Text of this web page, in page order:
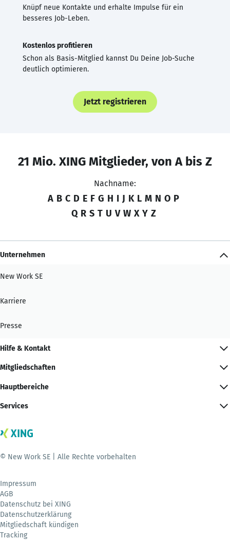
Knüpf neue Kontakte und erhalte Impulse für ein
besseres Job-Leben.
Kostenlos profitieren
Schon als Basis-Mitglied kannst Du Deine Job-Suche
deutlich optimieren.
Jetzt registrieren
21 Mio. XING Mitglieder, von A bis Z
Nachname:
A B C D E F G H I J K L M N O P
Q R S T U V W X Y Z
Unternehmen
New Work SE
Karriere
Presse
Hilfe & Kontakt
Mitgliedschaften
Hauptbereiche
Services
© New Work SE | Alle Rechte vorbehalten
Impressum
AGB
Datenschutz bei XING
Datenschutzerklärung
Mitgliedschaft kündigen
Tracking